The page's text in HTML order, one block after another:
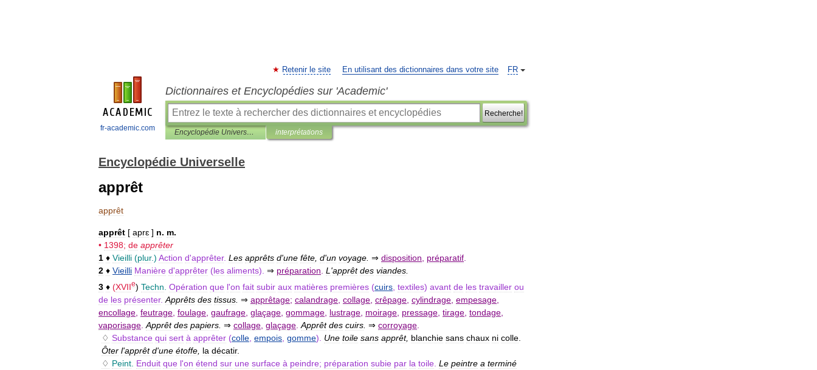
fr-academic.com
FR
Retenir le site En utilisant des dictionnaires dans votre site
Dictionnaires et Encyclopédies sur 'Academic'
Recherche!
Encyclopédie Universelle interprétations
Encyclopédie Universelle
apprêt
apprêt
apprêt [ aprɛ ] n. m.
• 1398; de apprêter
1 ♦ Vieilli (plur.) Action d'apprêter. Les apprêts d'une fête d'un voyage ⇒ disposition préparatif
2 ♦ Vieilli Manière d'apprêter (les aliments). ⇒ préparation L 'apprêt des viandes
3 ♦ (XVIIe) Techn Opération que l'on fait subir aux matières premières (cuirs textiles) avant de les travailler ou
de les présenter. Apprêts des tissus ⇒ apprêtage; calandrage collage crêpage cylindrage empesage
encollage feutrage foulage gaufrage glaçage gommage lustrage moirage pressage tirage tondage
vaporisage Apprêt des papiers ⇒ collage glaçage Apprêt des cuirs ⇒ corroyage
♢ Substance qui sert à apprêter (colle empois gomme). Une toile sans apprêt, blanchie sans chaux ni colle
Ôter l'apprêt d'une étoffe la décatir.
♢ Peint Enduit que l'on étend sur une surface à peindre; préparation subie par la toile Le peintre a terminé